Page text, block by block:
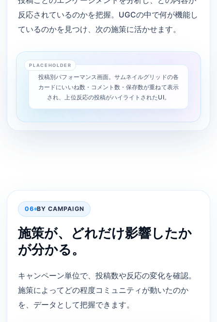
反応されているのかを把握。UGCの中で何が機能し
ているのかを見つけ、次の施策に活かせます。
PLACEHOLDER
投稿別パフォーマンス画面。サムネイルグリッドの各
カードにいいね数・コメント数・保存数が重ねて表示
され、上位反応の投稿がハイライトされたUI。
06 BY CAMPAIGN
施策が、どれだけ影響したか
が分かる。
キャンペーン単位で、投稿数や反応の変化を確認。
施策によってどの程度コミュニティが動いたのか
を、データとして把握できます。